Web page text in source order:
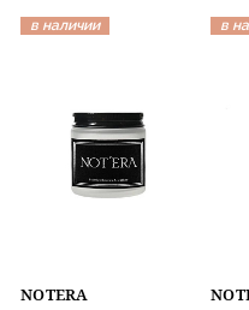
в наличии
NOTERA
в